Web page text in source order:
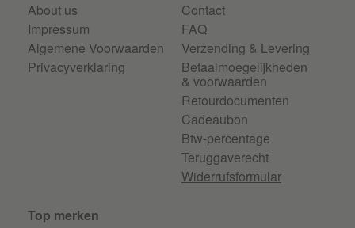
About us
Impressum
Algemene Voorwaarden
Privacyverklaring
Contact
FAQ
Verzending & Levering
Betaalmoegelijkheden
& voorwaarden
Retourdocumenten
Cadeaubon
Btw-percentage
Teruggaverecht
Widerrufsformular
Top merken